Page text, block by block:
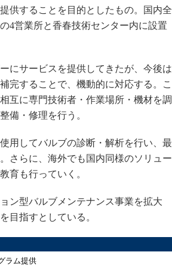
インダストリー4.0
イノベーション
メイドインジャパン
植物工場
知財マネジメント
グローバル設計・開発
制御セキュリティ
新型コロナへの対応
供することを目的としたもの。国内全
4営業所と香春技術センター内に設置
にサービスを提供してきたが、今後は
完することで、機動的に対応する。こ
互に専門技術者・作業場所・機材を調
備・修理を行う。
用してバルブの診断・解析を行い、最
さらに、海外でも国内同様のソリュー
育も行っていく。
ン型バルブメンテナンス事業を拡大
目指すとしている。
ラム提供